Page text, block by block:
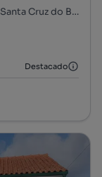
Rotunda do Corgo, Lavra, Perafita, Lavra e Santa Cruz do Bispo, Matosinhos, Porto
Destacado